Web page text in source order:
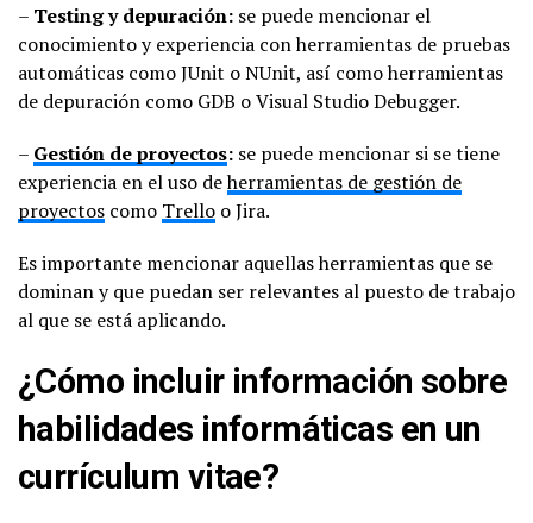
– Testing y depuración: se puede mencionar el
conocimiento y experiencia con herramientas de pruebas
automáticas como JUnit o NUnit, así como herramientas
de depuración como GDB o Visual Studio Debugger.
– Gestión de proyectos: se puede mencionar si se tiene
experiencia en el uso deherramientas de gestión de
proyectos como Trello o Jira.
Es importante mencionar aquellas herramientas que se
dominan y que puedan ser relevantes al puesto de trabajo
al que se está aplicando.
¿Cómo incluir información sobre
habilidades informáticas en un
currículum vitae?